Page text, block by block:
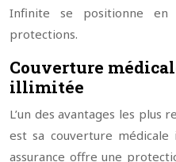
Infinite se positionne en
protections.
Couverture
illimitée
L’un des avantages les plus
est sa couverture
assurance offre une